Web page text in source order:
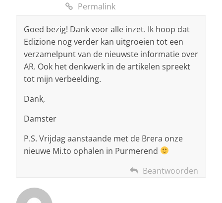
Permalink
Goed bezig! Dank voor alle inzet. Ik hoop dat
Edizione nog verder kan uitgroeien tot een
verzamelpunt van de nieuwste informatie over
AR. Ook het denkwerk in de artikelen spreekt
tot mijn verbeelding.
Dank,
Damster
P.S. Vrijdag aanstaande met de Brera onze
nieuwe Mi.to ophalen in Purmerend
Beantwoorden